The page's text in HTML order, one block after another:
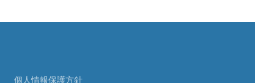
個人情報保護方針